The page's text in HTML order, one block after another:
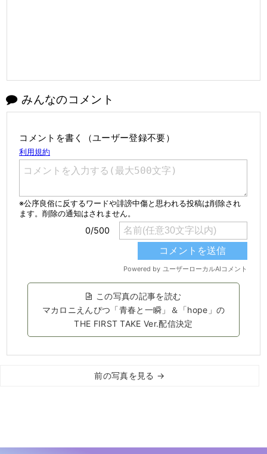
みんなのコメント
コメントを書く（ユーザー登録不要）
この写真の記事を読む
マカロニえんぴつ「青春と一瞬」＆「hope」の
THE FIRST TAKE Ver.配信決定
前の写真を見る →